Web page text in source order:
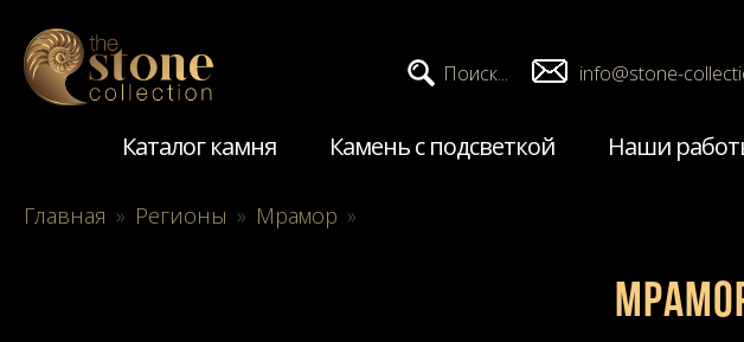
Поиск... info@stone-
Каталог камня Камень с подсветкой Наши
Главная » Регионы » Мрамор »